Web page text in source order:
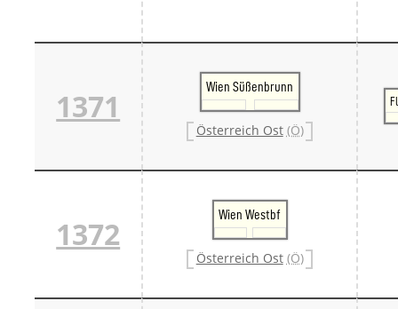
1371
Wien Süßenbrunn
Österreich Ost (Ö)
1372
Wien Westbf
Österreich Ost (Ö)